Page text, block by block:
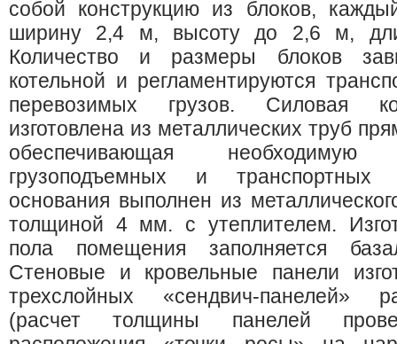
собой конструкцию из блоков,
ширину 2,4 м, высоту до 2,6 м,
Количество и размеры блоков
котельной и регламентируются
перевозимых грузов. Силовая
изготовлена из металлических труб
обеспечивающая
грузоподъемных и транспортных
основания выполнен из
толщиной 4 мм. с утеплителем.
пола помещения заполняется
Стеновые и кровельные панели
трехслойных «сендвич-панелей»
(расчет толщины панелей